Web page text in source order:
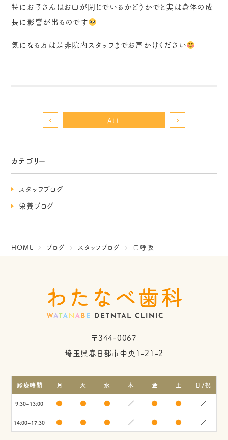
カテゴリー
スタッフブログ
栄養ブログ
特にお子さんはお口が閉じでいるかどうかでと実は身体の成
長に影響が出るのです
気になる方は是非院内スタッフまでお声かけください
ALL
HOME ブログ スタッフブログ 口呼吸
〒344-0067
埼玉県春日部市中央1-21-2
診療時間 月 火 水 木 金 土 日/祝
9:30~13:00 ● ● ● ／ ● ● ／
14:00~17:30 ● ● ● ／ ● ● ／